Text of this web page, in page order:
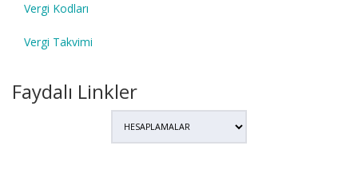
Vergi Kodları
Vergi Takvimi
Faydalı Linkler